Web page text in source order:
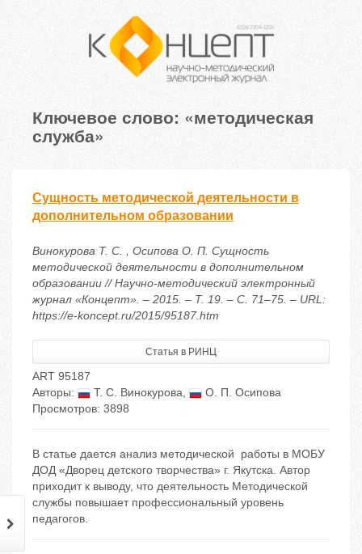
Ключевое слово: «методическая
служба»
Сущность методической деятельности в
дополнительном образовании
Винокурова Т. С. , Осипова О. П. Сущность
методической деятельности в дополнительном
образовании // Научно-методический электронный
журнал «Концепт». – 2015. – Т. 19. – С. 71–75. – URL:
https://e-koncept.ru/2015/95187.htm
Статья в РИНЦ
ART 95187
Авторы:
Т. С. Винокурова,
О. П. Осипова
Просмотров: 3898
В статье дается анализ методической работы в МОБУ
ДОД «Дворец детского творчества» г. Якутска. Автор
приходит к выводу, что деятельность Методической
службы повышает профессиональный уровень
педагогов.